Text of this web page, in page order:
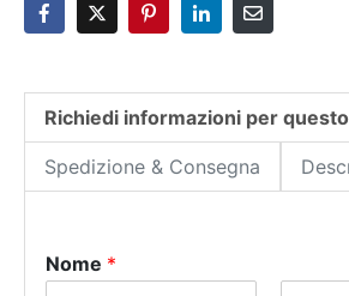
Richiedi informazioni per
Spedizione & Consegna
Nome *